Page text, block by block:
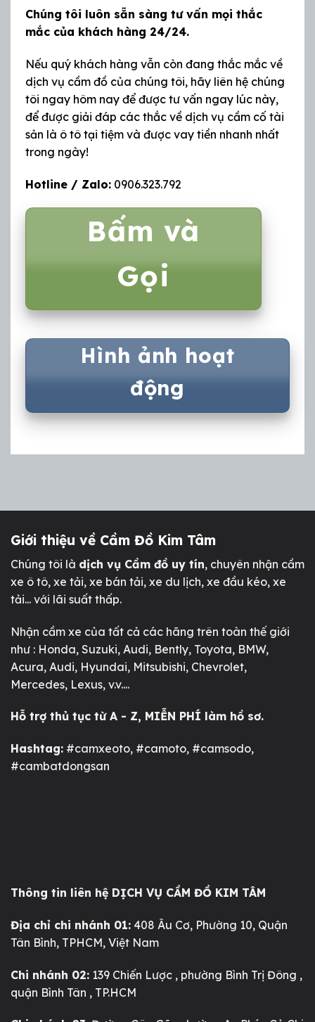
Chúng tôi luôn sẵn sàng tư vấn mọi thắc
mắc của khách hàng 24/24.
Nếu quý khách hàng vẫn còn đang thắc mắc về
dịch vụ cầm đồ của chúng tôi, hãy liên hệ chúng
tôi ngay hôm nay để được tư vấn ngay lúc này,
để được giải đáp các thắc về dịch vụ cầm cố tài
sản là ô tô tại tiệm và được vay tiền nhanh nhất
trong ngày!
Hotline / Zalo:0906.323.792
Bấm và
Gọi
Hình ảnh hoạt
động
Giới thiệu về Cầm Đồ Kim Tâm
Chúng tôi là dịch vụ Cầm đồ uy tín, chuyên nhận cầm
xe ô tô, xe tải, xe bán tải, xe du lịch, xe đầu kéo, xe
tải... với lãi suất thấp.
Nhận cầm xe của tất cả các hãng trên toàn thế giới
như : Honda, Suzuki, Audi, Bently, Toyota, BMW,
Acura, Audi, Hyundai, Mitsubishi, Chevrolet,
Mercedes, Lexus, v.v....
Hỗ trợ thủ tục từ A - Z, MIỄN PHÍ làm hồ sơ.
Hashtag: #camxeoto, #camoto, #camsodo,
#cambatdongsan
Thông tin liên hệ DỊCH VỤ CẦM ĐỒ KIM TÂM
Địa chỉ chi nhánh 01: 408 Âu Cơ, Phường 10, Quận
Tân Bình, TPHCM, Việt Nam
Chi nhánh 02: 139 Chiến Lược , phường Bình Trị Đông ,
quận Bình Tân , TP.HCM